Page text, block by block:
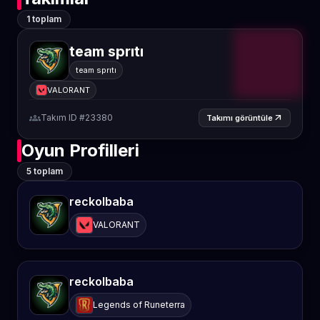
1 toplam
team sprıtı
team sprıtı
VALORANT
groupsTakım ID #23380 Takımı görüntüle arrow_outward
Oyun Profilleri
5 toplam
reckolbaba
VALORANT
reckolbaba
Legends of Runeterra